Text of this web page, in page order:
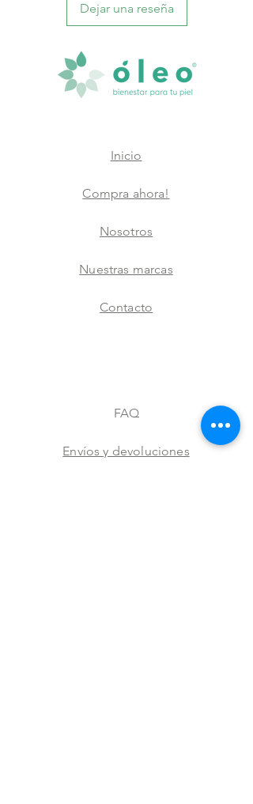
Dejar una reseña
Inicio
Compra ahora!
Nosotros
Nuestras marcas
Contacto
FAQ
Envíos y devoluciones